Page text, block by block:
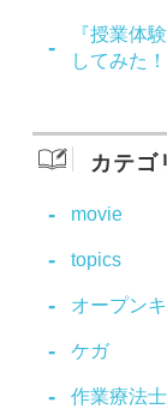
『授業体
してみた！
カテゴ
movie
topics
オープン
ケガ
作業療法